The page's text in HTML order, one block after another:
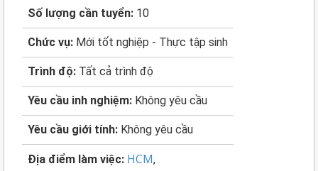
Số lượng cần tuyển: 10
Chức vụ: Mới tốt nghiệp - Thực tập sinh
Trình độ: Tất cả trình độ
Yêu cầu inh nghiệm: Không yêu cầu
Yêu cầu giới tính: Không yêu cầu
Địa điểm làm việc: HCM,